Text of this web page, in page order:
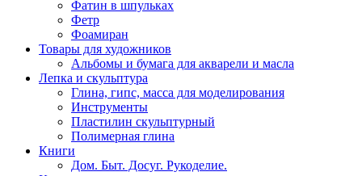
Фатин в шпульках
Фетр
Фоамиран
Товары для художников
Альбомы и бумага для акварели и масла
Лепка и скульптура
Глина, гипс, масса для моделирования
Инструменты
Пластилин скульптурный
Полимерная глина
Книги
Дом. Быт. Досуг. Рукоделие.